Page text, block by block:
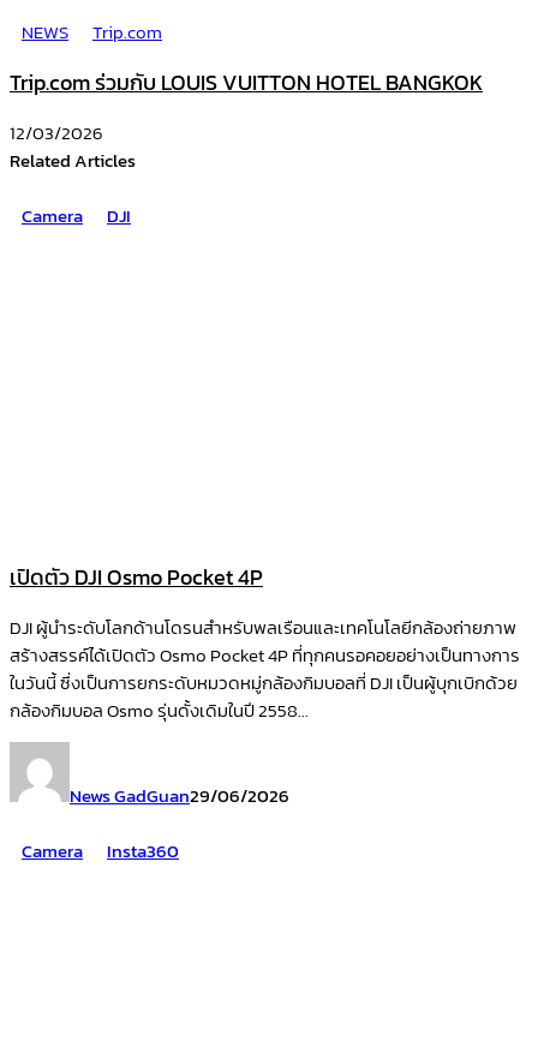
NEWS
Trip.com
Trip.com ร่วมกับ LOUIS VUITTON HOTEL BANGKOK
12/03/2026
Related Articles
Camera
DJI
เปิดตัว DJI Osmo Pocket 4P
DJI ผู้นำระดับโลกด้านโดรนสำหรับพลเรือนและเทคโนโลยีกล้องถ่ายภาพ
สร้างสรรค์ได้เปิดตัว Osmo Pocket 4P ที่ทุกคนรอคอยอย่างเป็นทางการ
ในวันนี้ ซึ่งเป็นการยกระดับหมวดหมู่กล้องกิมบอลที่ DJI เป็นผู้บุกเบิกด้วย
กล้องกิมบอล Osmo รุ่นดั้งเดิมในปี 2558...
News GadGuan29/06/2026
Camera
Insta360